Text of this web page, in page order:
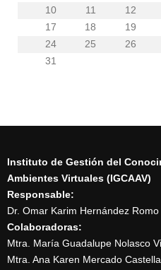
10
11 12
17
18 19
24
25 26
31
Instituto de Gestión del
Ambientes Virtuales (IGCAAV)
Responsable:
Dr. Omar Karim Hernández Romo
Colaboradoras:
Mtra. María Guadalupe Nolasco
Mtra. Ana Karen Mercado